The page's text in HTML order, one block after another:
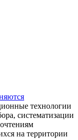
технологии
систематизации
на территории